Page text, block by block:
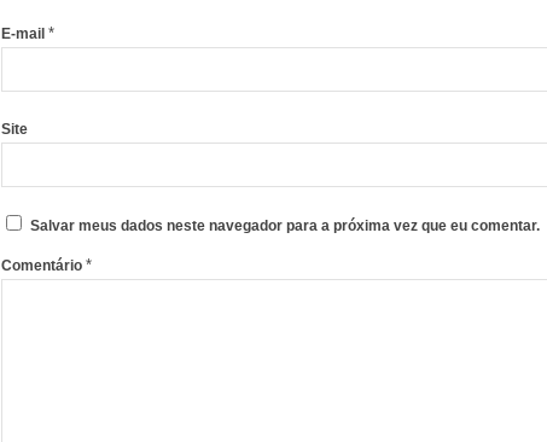
E-mail *
Site
Salvar meus dados neste navegador para a próxima vez que eu comentar.
Comentário *